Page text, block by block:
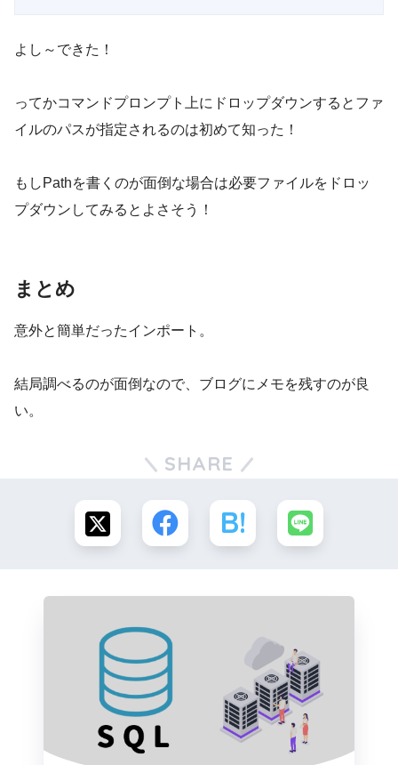
よし～できた！
ってかコマンドプロンプト上にドロップダウンするとファ
イルのパスが指定されるのは初めて知った！
もしPathを書くのが面倒な場合は必要ファイルをドロッ
プダウンしてみるとよさそう！
まとめ
意外と簡単だったインポート。
結局調べるのが面倒なので、ブログにメモを残すのが良
い。
SHARE